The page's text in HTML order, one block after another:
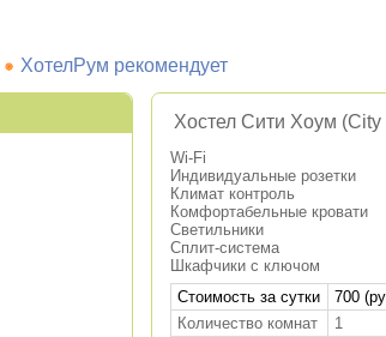
ХотелРум рекомендует
Хостел Сити Хоум (City
Wi-Fi
Индивидуальные розетки
Климат контроль
Комфортабельные кровати
Светильники
Сплит-система
Шкафчики с ключом
Стоимость за сутки
700
Количество комнат
1